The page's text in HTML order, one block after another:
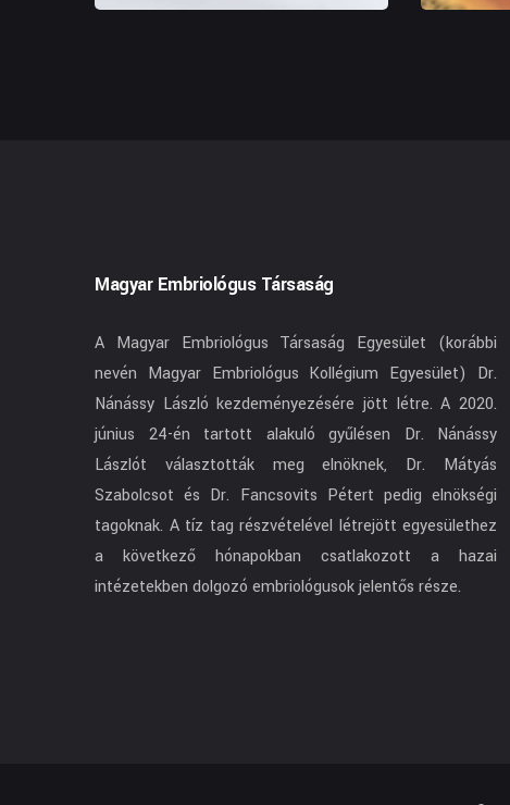
Magyar Embriológus Társaság
A Magyar Embriológus Társaság Egyesület (korábbi
nevén Magyar Embriológus Kollégium Egyesület) Dr.
Nánássy László kezdeményezésére jött létre. A 2020.
június 24-én tartott alakuló gyűlésen Dr. Nánássy
Lászlót választották meg elnöknek, Dr. Mátyás
Szabolcsot és Dr. Fancsovits Pétert pedig elnökségi
tagoknak. A tíz tag részvételével létrejött egyesülethez
a következő hónapokban csatlakozott a hazai
intézetekben dolgozó embriológusok jelentős része.